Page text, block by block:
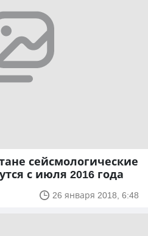
сейсмологические
с июля 2016 года
26 января 2018, 6:48